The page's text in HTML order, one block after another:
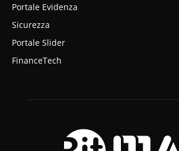
Portale Evidenza
Sicurezza
Portale Slider
FinanceTech